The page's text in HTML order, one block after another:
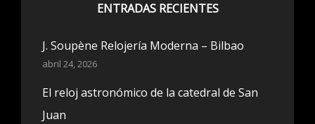
ENTRADAS RECIENTES
J. Soupène Relojería Moderna – Bilbao
abril 24, 2026
El reloj astronómico de la catedral de San
Juan